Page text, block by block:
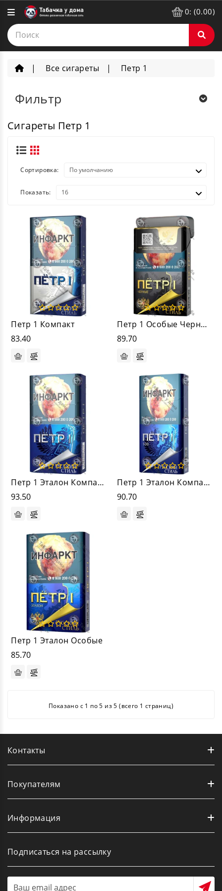
0: (0.00)
Все сигареты Петр 1
Фильтр
Сигареты Петр 1
Сортировка:
Показать:
Петр 1 Компакт
83.40
Петр 1 Особые Черные
89.70
Петр 1 Эталон Компакт
93.50
Петр 1 Эталон Компакт Премиум
90.70
Петр 1 Эталон Особые
85.70
Показано с 1 по 5 из 5 (всего 1 страниц)
Контакты
Покупателям
Информация
Подписаться на рассылку